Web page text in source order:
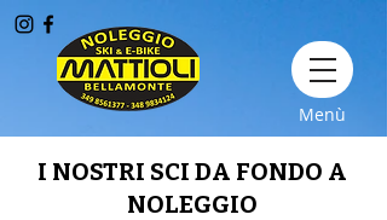
Menù
I NOSTRI SCI DA FONDO A
NOLEGGIO